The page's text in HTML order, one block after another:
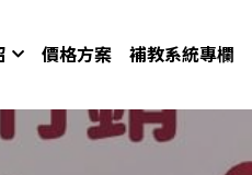
價格方案 補教系統專欄